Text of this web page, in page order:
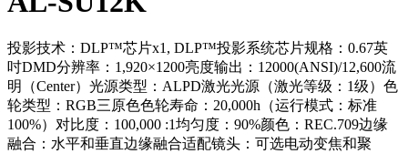
投影技术：DLP™芯片x1, DLP™投影系统芯片规格：0.67英
吋DMD分辨率：1,920×1200亮度输出：12000(ANSI)/12,600流
明（Center）光源类型：ALPD激光光源（激光等级：1级）色
轮类型：RGB三原色色轮寿命：20,000h（运行模式：标准
100%）对比度：100,000 :1均匀度：90%颜色：REC.709边缘
融合：水平和垂直边缘融合适配镜头：可选电动变焦和聚